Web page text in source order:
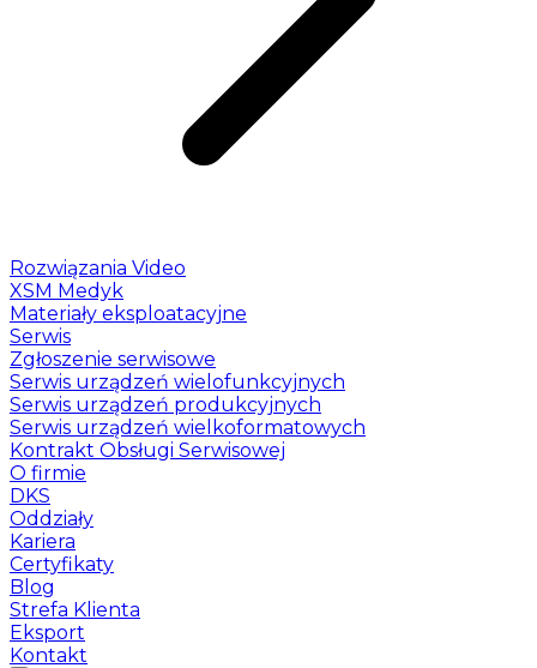
Rozwiązania Video
XSM Medyk
Materiały eksploatacyjne
Serwis
Zgłoszenie serwisowe
Serwis urządzeń wielofunkcyjnych
Serwis urządzeń produkcyjnych
Serwis urządzeń wielkoformatowych
Kontrakt Obsługi Serwisowej
O firmie
DKS
Oddziały
Kariera
Certyfikaty
Blog
Strefa Klienta
Eksport
Kontakt